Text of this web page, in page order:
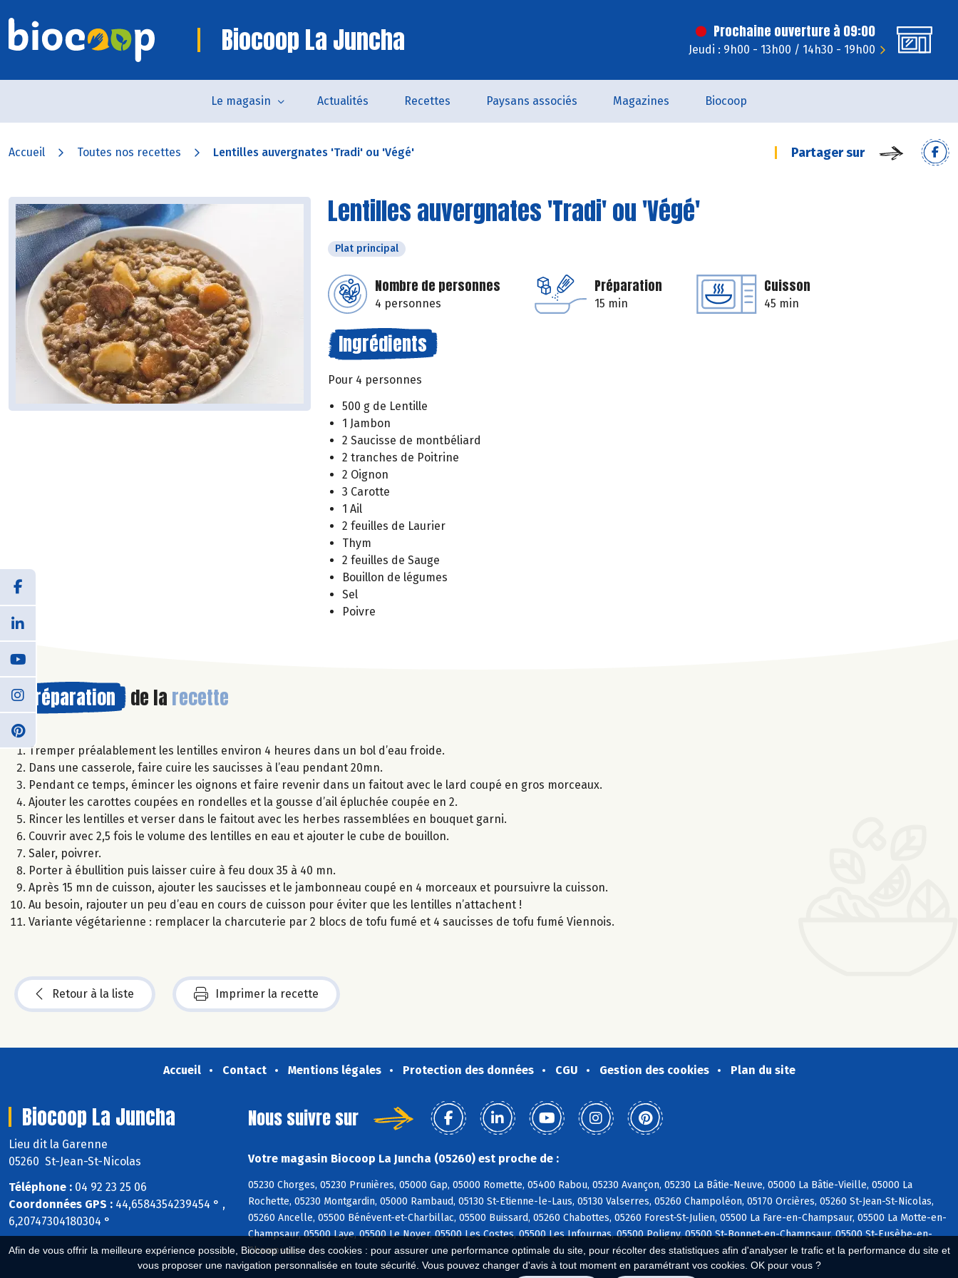
Afin de vous offrir la meilleure expérience possible, Biocoop utilise des cookies : pour assurer une performance optimale du site, pour récolter des statistiques afin d'analyser le trafic et la performance du site et
vous proposer une navigation personnalisée en toute sécurité. Vous pouvez changer d'avis à tout moment en paramétrant vos cookies. OK pour vous ?
Biocoop La Juncha Prochaine ouverture à 09:00
Jeudi : 9h00 - 13h00 / 14h30 - 19h00
Le magasin Actualités Recettes Paysans associés Magazines Biocoop
Accueil Toutes nos recettes Lentilles auvergnates 'Tradi' ou 'Végé' Partager sur
Lentilles auvergnates 'Tradi' ou 'Végé'
Plat principal
Nombre de personnes
4 personnes
Préparation
15 min
Cuisson
45 min
Ingrédients
Pour 4 personnes
500 g de Lentille
1 Jambon
2 Saucisse de montbéliard
2 tranches de Poitrine
2 Oignon
3 Carotte
1 Ail
2 feuilles de Laurier
Thym
2 feuilles de Sauge
Bouillon de légumes
Sel
Poivre
Préparation de la recette
Tremper préalablement les lentilles environ 4 heures dans un bol d’eau froide.
Dans une casserole, faire cuire les saucisses à l’eau pendant 20mn.
Pendant ce temps, émincer les oignons et faire revenir dans un faitout avec le lard coupé en gros morceaux.
Ajouter les carottes coupées en rondelles et la gousse d’ail épluchée coupée en 2.
Rincer les lentilles et verser dans le faitout avec les herbes rassemblées en bouquet garni.
Couvrir avec 2,5 fois le volume des lentilles en eau et ajouter le cube de bouillon.
Saler, poivrer.
Porter à ébullition puis laisser cuire à feu doux 35 à 40 mn.
Après 15 mn de cuisson, ajouter les saucisses et le jambonneau coupé en 4 morceaux et poursuivre la cuisson.
Au besoin, rajouter un peu d’eau en cours de cuisson pour éviter que les lentilles n’attachent !
Variante végétarienne : remplacer la charcuterie par 2 blocs de tofu fumé et 4 saucisses de tofu fumé Viennois.
Retour à la liste Imprimer la recette
Accueil Contact Mentions légales Protection des données CGU Gestion des cookies Plan du site
Biocoop La Juncha
Lieu dit la Garenne
05260 St-Jean-St-Nicolas
Téléphone : 04 92 23 25 06
Coordonnées GPS : 44,6584354239454 ° ,
6,20747304180304 °
Nous suivre sur
Votre magasin Biocoop La Juncha (05260) est proche de :
05230 Chorges, 05230 Prunières, 05000 Gap, 05000 Romette, 05400 Rabou, 05230 Avançon, 05230 La Bâtie-Neuve, 05000 La Bâtie-Vieille, 05000 La
Rochette, 05230 Montgardin, 05000 Rambaud, 05130 St-Etienne-le-Laus, 05130 Valserres, 05260 Champoléon, 05170 Orcières, 05260 St-Jean-St-Nicolas,
05260 Ancelle, 05500 Bénévent-et-Charbillac, 05500 Buissard, 05260 Chabottes, 05260 Forest-St-Julien, 05500 La Fare-en-Champsaur, 05500 La Motte-en-
Champsaur, 05500 Laye, 05500 Le Noyer, 05500 Les Costes, 05500 Les Infournas, 05500 Poligny, 05500 St-Bonnet-en-Champsaur, 05500 St-Eusèbe-en-
Champsaur